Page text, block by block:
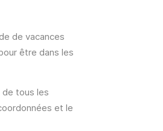
de vacances
être dans les
de tous les
et le